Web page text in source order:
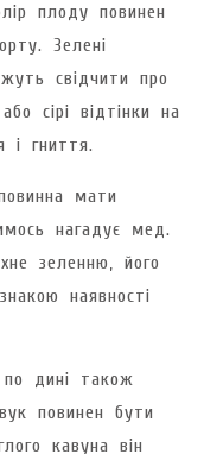
плоду повинен
Зелені
свідчити про
сірі відтінки на
і гниття.
мати
нагадує мед.
зеленню, його
наявності
дині також
повинен бути
кавуна він